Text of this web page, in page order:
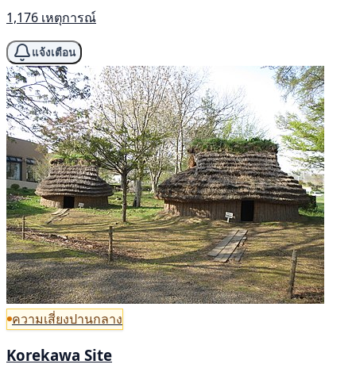
1,176 เหตุการณ์
แจ้งเตือน
ความเสี่ยงปานกลาง
Korekawa Site